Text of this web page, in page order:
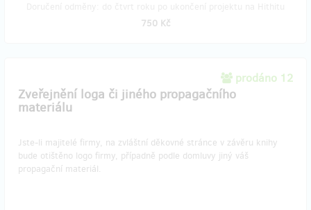
750 Kč
prodáno 12
Zveřejnění loga či jiného propagačního
materiálu
Jste-li majitelé firmy, na zvláštní děkovné stránce v závěru knihy
bude otištěno logo firmy, případně podle domluvy jiný váš
propagační materiál.